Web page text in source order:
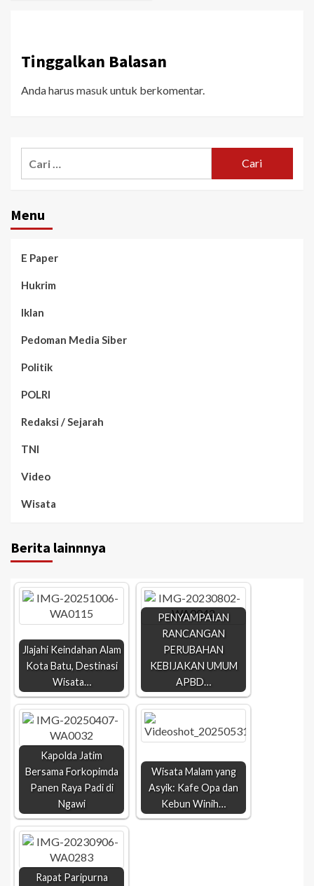
Tinggalkan Balasan
Anda harus masuk untuk berkomentar.
Menu
E Paper
Hukrim
Iklan
Pedoman Media Siber
Politik
POLRI
Redaksi / Sejarah
TNI
Video
Wisata
Berita lainnnya
Jlajahi Keindahan Alam
Kota Batu, Destinasi
Wisata…
PENYAMPAIAN
RANCANGAN
PERUBAHAN
KEBIJAKAN UMUM
APBD…
Kapolda Jatim
Bersama Forkopimda
Panen Raya Padi di
Ngawi
Wisata Malam yang
Asyik: Kafe Opa dan
Kebun Winih…
Rapat Paripurna